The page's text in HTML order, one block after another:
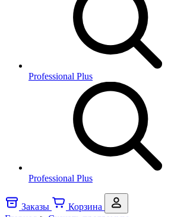
Professional Plus
Professional Plus
Заказы
Корзина